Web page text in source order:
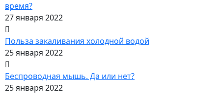
время?
27 января 2022
Польза закаливания холодной водой
25 января 2022
Беспроводная мышь. Да или нет?
25 января 2022